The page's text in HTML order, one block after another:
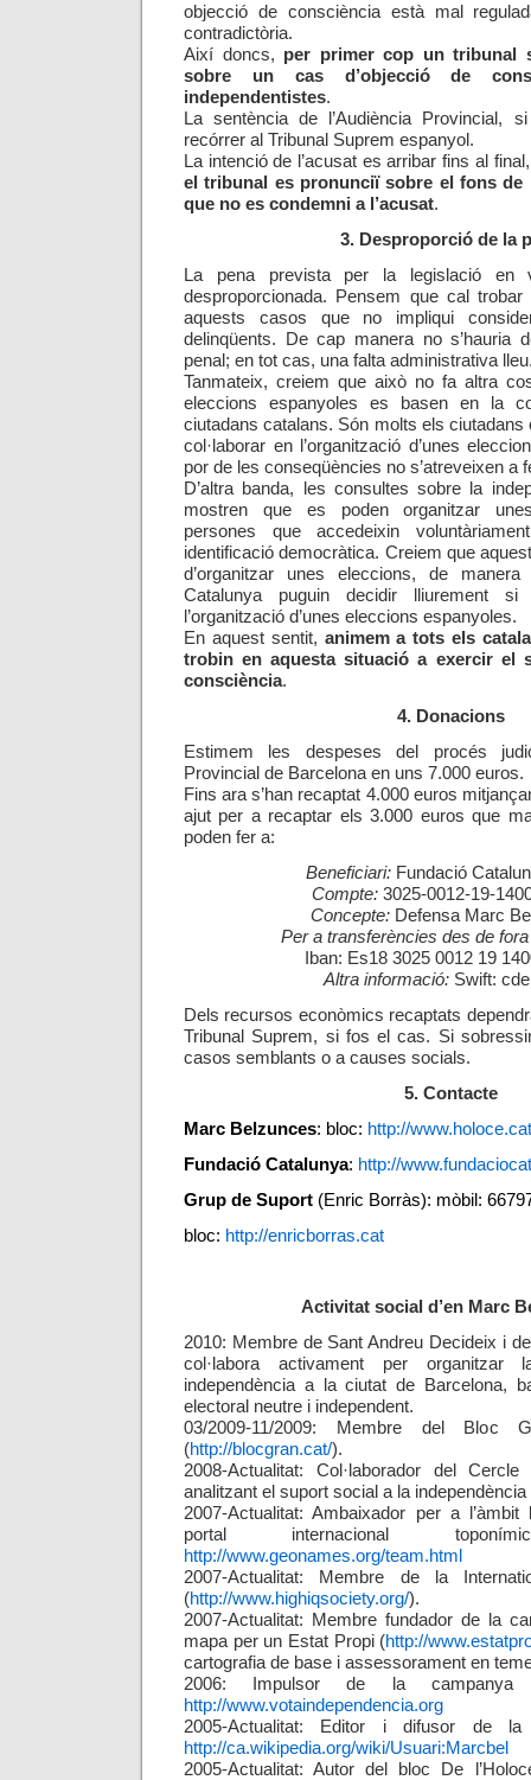
objecció de consciència està mal
contradictòria.
Així doncs, per primer cop un tribunal
sobre un cas d’objecció de
independentistes.
La sentència de l’Audiència Provincial,
recórrer al Tribunal Suprem espanyol.
La intenció de l’acusat es arribar fins al
el tribunal es pronunciï sobre el fons de
que no es condemni a l’acusat.
3. Desproporció de la
La pena prevista per la legislació en
desproporcionada. Pensem que cal
aquests casos que no impliqui
delinqüents. De cap manera no s’hauria
penal; en tot cas, una falta administrativa
Tanmateix, creiem que això no fa altra
eleccions espanyoles es basen en la
ciutadans catalans. Són molts els ciutadans
col·laborar en l’organització d’unes
por de les conseqüències no s’atreveixen a
D’altra banda, les consultes sobre la
mostren que es poden organitzar
persones que accedeixin
identificació democràtica. Creiem que
d’organitzar unes eleccions, de
Catalunya puguin decidir lliurement
l’organització d’unes eleccions espanyoles.
En aquest sentit, animem a tots els
trobin en aquesta situació a exercir el
consciència.
4. Donacions
Estimem les despeses del procés
Provincial de Barcelona en uns 7.000 euros.
Fins ara s’han recaptat 4.000 euros
ajut per a recaptar els 3.000 euros que
poden fer a:
Beneficiari: Fundació
Compte:3025-0012-19-
Concepte:Defensa Marc
Per a transferències des de fora
Iban: Es18 3025 0012 19
Altra informació: Swift:
Dels recursos econòmics recaptats
Tribunal Suprem, si fos el cas. Si
casos semblants o a causes socials.
5. Contacte
Marc Belzunces: bloc: http://www.holoce.cat
Fundació Catalunya: http://
Grup de Suport (Enric Borràs): mòbil:
bloc: http://enricborras.cat
Activitat social d’en Marc
2010: Membre de Sant Andreu Decideix i
col·labora activament per
independència a la ciutat de Barcelona,
electoral neutre i independent.
03/2009-11/2009: Membre del Bloc
(http://blocgran.cat/).
2008-Actualitat: Col·laborador del Cercle
analitzant el suport social a la
2007-Actualitat: Ambaixador per a
portal internacional
http://www.geonames.org/team.html
2007-Actualitat: Membre de la
(http://www.highiqsociety.org/).
2007-Actualitat: Membre fundador de la
mapa per un Estat Propi (http://
cartografia de base i assessorament en
2006: Impulsor de la campanya
http://www.votaindependencia.org
2005-Actualitat: Editor i difusor de la
http://ca.wikipedia.org/wiki/Usuari:Marcbel
2005-Actualitat: Autor del bloc De